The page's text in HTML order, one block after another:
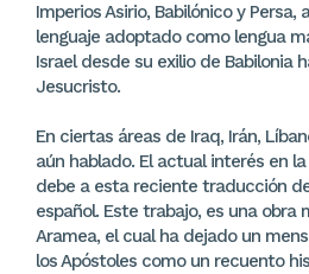
Imperios Asirio, Babilónico y Persa,
lenguaje adoptado como lengua
Israel desde su exilio de Babilonia
Jesucristo.
En ciertas áreas de Iraq, Irán,
aún hablado. El actual interés en
debe a esta reciente traducción
español. Este trabajo, es una
Aramea, el cual ha dejado un
los Apóstoles como un recuento